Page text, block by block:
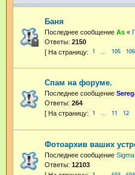
Баня
Последнее сообщение As «
Ответы: 2150
1 105 106
Спам на форуме.
Последнее сообщение
Ответы: 264
1 … 11 12
Фотоархив ваших
Последнее сообщение Sigma
Ответы: 12103